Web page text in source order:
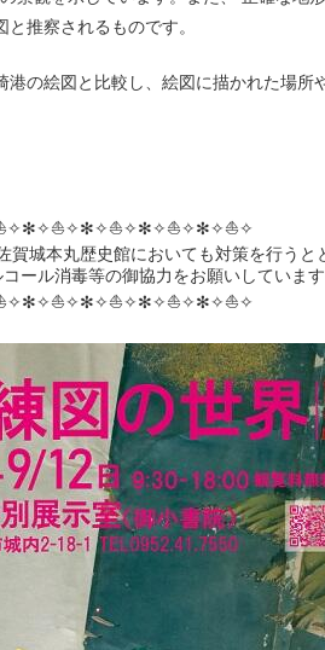
推察されるものです。
の絵図と比較し、絵図に描かれた場所
城本丸歴史館においても対策を行うと
ール消毒等の御協力をお願いしています